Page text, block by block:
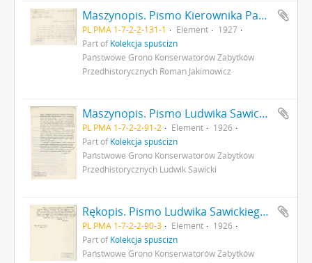
Maszynopis. Pismo Kierownika Państwowego Grona Konserwatorów Zabytków Przedhistorycznych nr 354-IX z dn. 20 kwietnia 1927 r. do Ministerstwa Wyznań Religijnych i Oświecenia Publicznego odsyłające do ministerstwa pisemny wniosek (nr kanc. pisma 280) konserwatora M. Drewko z dn. 20 kwietnia 1927 r. o zasiłek na badania wykopaliskowe w Gródku pow. Równe w 1927 r. s. 1
PL PMA 1-7-2-2-131-1 Element
1927
Part ofKolekcja spuścizn
Państwowe Grono Konserwatorów Zabytków
Przedhistorycznych Roman Jakimowicz
Maszynopis. Pismo Ludwika Sawickiego do Ministra Robót Publicznych z dnia 25 sierpnia 1926 r. - podanie o dofinansowanie badań archeologicznych a także opisujące rezultaty dotychczasowych badań archeologicznych w Gródku pow. Równe s. 2: cd. strona z pieczątką Działu Dokumentacji PMA
PL PMA 1-7-2-2-91-2 Element
1926
Part ofKolekcja spuścizn
Państwowe Grono Konserwatorów Zabytków
Przedhistorycznych Ludwik Sawicki
Rękopis. Pismo Ludwika Sawickiego z dnia 3 września 1926 r. do Premiera RP opisujące rezultaty badań archeologicznych w Gródku pow. Równe. Pismo stanowi załącznik do pisma MWRiOP nr IVN9979/26 z dnia 22 września 1926 r. do PGKZP s. 3: cd. strona z pieczątką Działu Dokumentacji PMA
PL PMA 1-7-2-2-90-3 Element
1926
Part ofKolekcja spuścizn
Państwowe Grono Konserwatorów Zabytków